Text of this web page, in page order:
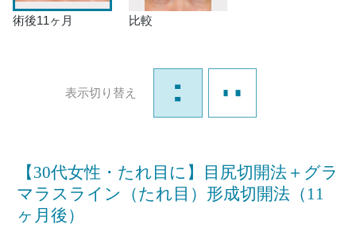
術後11ヶ月 比較
表示切り替え
【30代女性・たれ目に】目尻切開法＋グラ
マラスライン（たれ目）形成切開法（11
ヶ月後）